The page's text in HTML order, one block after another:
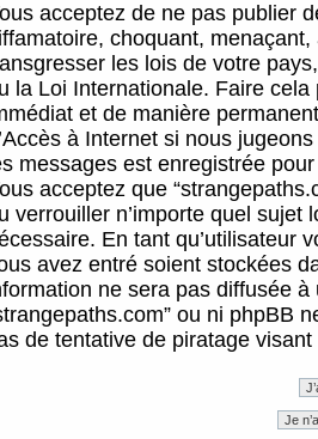
acceptez de ne pas publier
choquant,
les lois de votre
la Loi Internationale. Faire
et de manière
à Internet si nous
messages est enregistrée
acceptez que
verrouiller n’importe quel sujet
En tant qu’utilisateur
avez entré soient stockées
ne sera pas diffusée
ou ni phpBB
de tentative de piratage